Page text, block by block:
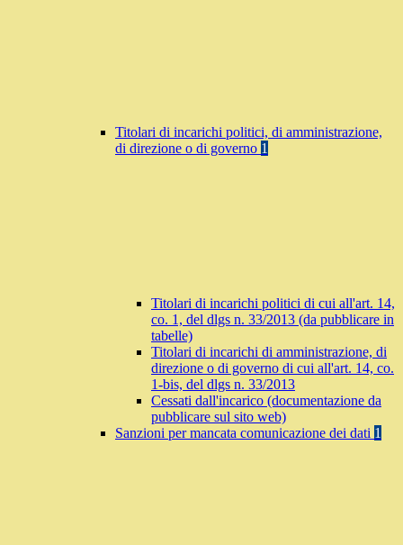
Titolari di incarichi politici, di amministrazione,
di direzione o di governo 1
Titolari di incarichi politici di cui all'art. 14,
co. 1, del dlgs n. 33/2013 (da pubblicare in
tabelle)
Titolari di incarichi di amministrazione, di
direzione o di governo di cui all'art. 14, co.
1-bis, del dlgs n. 33/2013
Cessati dall'incarico (documentazione da
pubblicare sul sito web)
Sanzioni per mancata comunicazione dei dati 1